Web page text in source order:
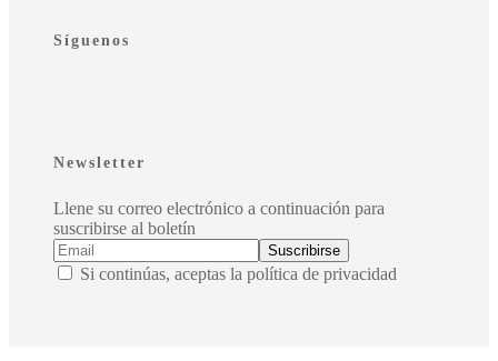
Síguenos
Newsletter
Llene su correo electrónico a continuación para
suscribirse al boletín
Si continúas, aceptas la política de privacidad